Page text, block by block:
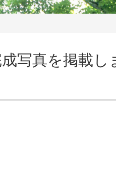
写真を掲載し